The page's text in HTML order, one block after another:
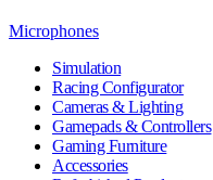
Microphones
Simulation
Racing Configurator
Cameras & Lighting
Gamepads & Controllers
Gaming Furniture
Accessories